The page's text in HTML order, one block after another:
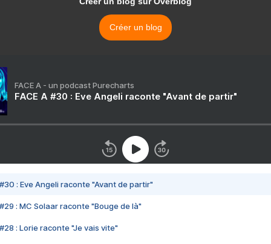
Créer un blog
FACE A - un podcast Purecharts
FACE A #30 : Eve Angeli raconte "Avant de partir"
#30 : Eve Angeli raconte "Avant de partir"
#29 : MC Solaar raconte "Bouge de là"
#28 : Lorie raconte "Je vais vite"